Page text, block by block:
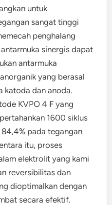
untuk
sangat tinggi
penghalang
sinergis dapat
antarmuka
yang berasal
katoda dan anoda.
KVPO 4 F yang
1600 siklus
pada tegangan
itu, proses
elektrolit yang kami
reversibilitas dan
dioptimalkan dengan
secara efektif.